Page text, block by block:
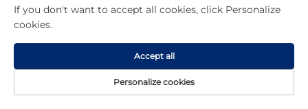
مافی سەربەخۆیی © 2026 شەرکەتی ئچینا شینلانی ئکارەبایی، لیمیتەد. هەموو
If you don't want to accept all cookies, click Personalize
cookies.
Personalize cookies
Accept all